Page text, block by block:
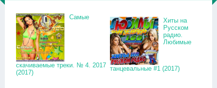
Самые
скачиваемые треки. № 4. 2017
(2017)
Хиты на
Русском
радио.
Любимые
танцевальные #1 (2017)